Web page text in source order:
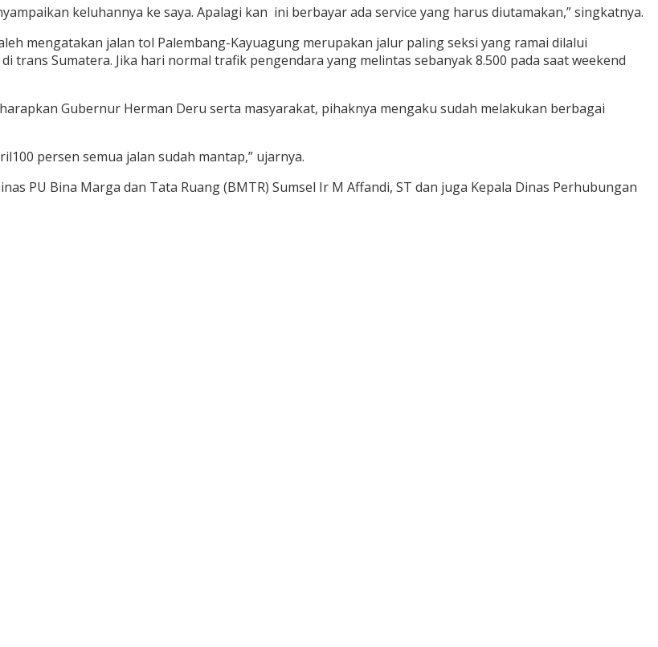
keluhannya ke saya. Apalagi kan ini berbayar ada service yang harus diutamakan,” singkatnya.
mengatakan jalan tol Palembang-Kayuagung merupakan jalur paling seksi yang ramai dilalui
Sumatera. Jika hari normal trafik pengendara yang melintas sebanyak 8.500 pada saat weekend
Gubernur Herman Deru serta masyarakat, pihaknya mengaku sudah melakukan berbagai
persen semua jalan sudah mantap,” ujarnya.
PU Bina Marga dan Tata Ruang (BMTR) Sumsel Ir M Affandi, ST dan juga Kepala Dinas Perhubungan